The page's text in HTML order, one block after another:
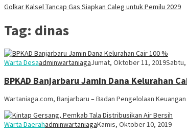
Golkar Kalsel Tancap Gas Siapkan Caleg untuk Pemilu 2029
Tag: dinas
Warta DesaadminwartaniagaJumat, Oktober 11, 2019
BPKAD Banjarbaru Jamin Dana Kelurahan
Wartaniaga.com, Banjarbaru – Badan Pengelolaan
Warta DaerahadminwartaniagaKamis, Oktober 10, 2019